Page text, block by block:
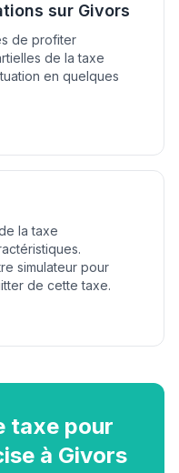
sur Givors
de profiter
de la taxe
en quelques
la taxe
simulateur pour
de cette taxe.
taxe pour
à Givors